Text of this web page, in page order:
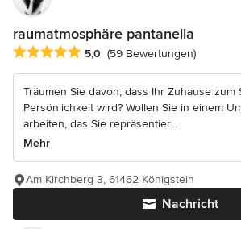
raumatmosphäre pantanella
Durchschnittliche Bewertung: 5 von 5
5,0 (59 Bewertungen)
Träumen Sie davon, dass Ihr Zuhause zum
Persönlichkeit wird? Wollen Sie in einem
arbeiten, das Sie repräsentier...
Mehr
Nachricht
Am Kirchberg 3, 61462 Königstein